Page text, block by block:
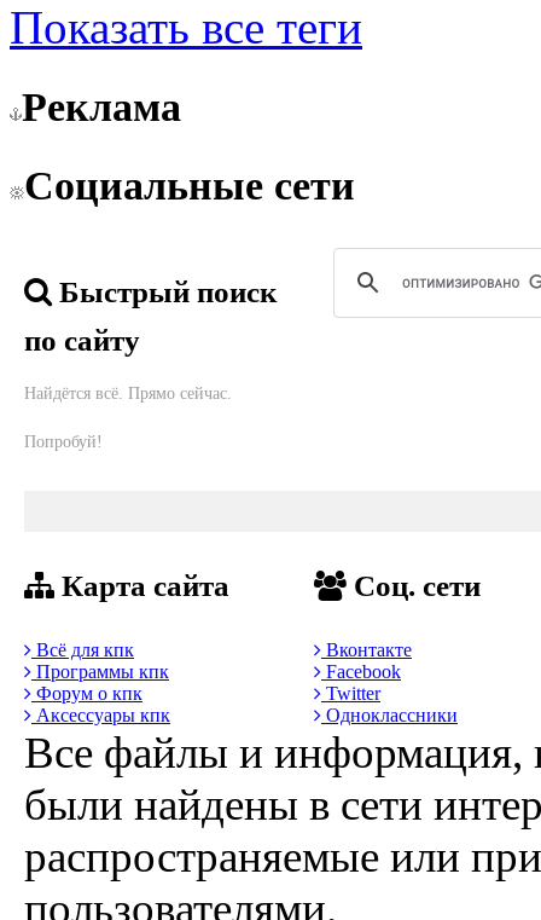
Показать все теги
Реклама
Социальные сети
Быстрый поиск
по сайту
Найдётся всё. Прямо сейчас.
Попробуй!
Карта сайта
Всё для кпк
Программы кпк
Форум о кпк
Аксессуары кпк
Соц. сети
Вконтакте
Facebook
Twitter
Одноклассники
Все файлы и информация,
были найдены в сети
распространяемые или
пользователями.